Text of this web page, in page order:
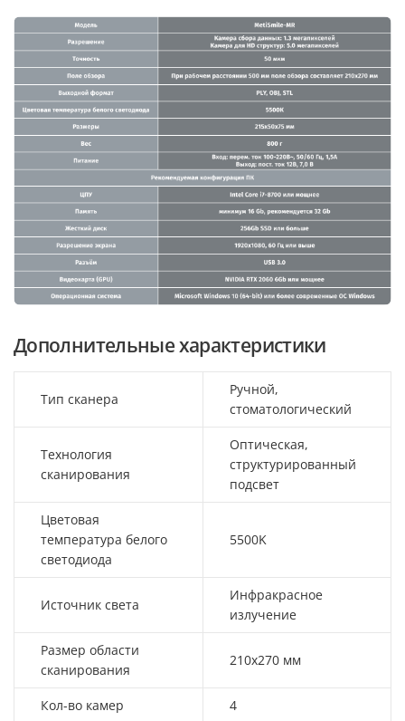
Дополнительные характеристики
Тип сканера
Ручной,
стоматологический
Технология
сканирования
Оптическая,
структурированный
подсвет
Цветовая
температура белого
светодиода
5500K
Источник света
Инфракрасное
излучение
Размер области
сканирования
210х270 мм
Кол-во камер 4